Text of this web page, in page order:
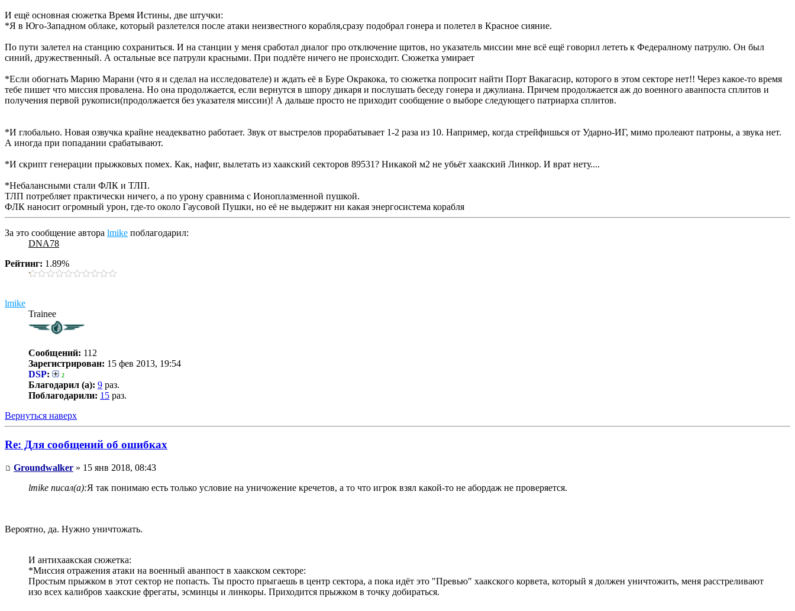
И ещё основная сюжетка Время Истины, две штучки:
*Я в Юго-Западном облаке, который разлетелся после атаки неизвестного корабля,сразу подобрал гонера и полетел в Красное сияние.
По пути залетел на станцию сохраниться. И на станции у меня сработал диалог про отключение щитов, но указатель миссии мне всё ещё говорил лететь к Федералному патрулю. Он был
синий, дружественный. А остальные все патрули красными. При подлёте ничего не происходит. Сюжетка умирает
*Если обогнать Марию Марани (что я и сделал на исследователе) и ждать её в Буре Окракока, то сюжетка попросит найти Порт Вакагасир, которого в этом секторе нет!! Через какое-то время
тебе пишет что миссия провалена. Но она продолжается, если вернутся в шпору дикаря и послушать беседу гонера и джулиана. Причем продолжается аж до военного аванпоста сплитов и
получения первой рукописи(продолжается без указателя миссии)! А дальше просто не приходит сообщение о выборе следующего патриарха сплитов.
*И глобально. Новая озвучка крайне неадекватно работает. Звук от выстрелов прорабатывает 1-2 раза из 10. Например, когда стрейфишься от Ударно-ИГ, мимо пролеают патроны, а звука нет.
А иногда при попадании срабатывают.
*И скрипт генерации прыжковых помех. Как, нафиг, вылетать из хаакский секторов 89531? Никакой м2 не убьёт хаакский Линкор. И врат нету....
*Небалансными стали ФЛК и ТЛП.
ТЛП потребляет практически ничего, а по урону сравнима с Ионоплазменной пушкой.
ФЛК наносит огромный урон, где-то около Гаусовой Пушки, но её не выдержит ни какая энергосистема корабля
За это сообщение автора lmike поблагодарил:
DNA78
Рейтинг: 1.89%
lmike
Trainee
Сообщений: 112
Зарегистрирован: 15 фев 2013, 19:54
DSP: 2
Благодарил (а): 9 раз.
Поблагодарили: 15 раз.
Вернуться наверх
Re: Для сообщений об ошибках
Groundwalker » 15 янв 2018, 08:43
lmike писал(а):Я так понимаю есть только условие на уничожение кречетов, а то что игрок взял какой-то не абордаж не проверяется.
Вероятно, да. Нужно уничтожать.
И антихаакская сюжетка:
*Миссия отражения атаки на военный аванпост в хаакском секторе:
Простым прыжком в этот сектор не попасть. Ты просто прыгаешь в центр сектора, а пока идёт это "Превью" хаакского корвета, который я должен уничтожить, меня расстреливают
изо всех калибров хаакские фрегаты, эсминцы и линкоры. Приходится прыжком в точку добираться.